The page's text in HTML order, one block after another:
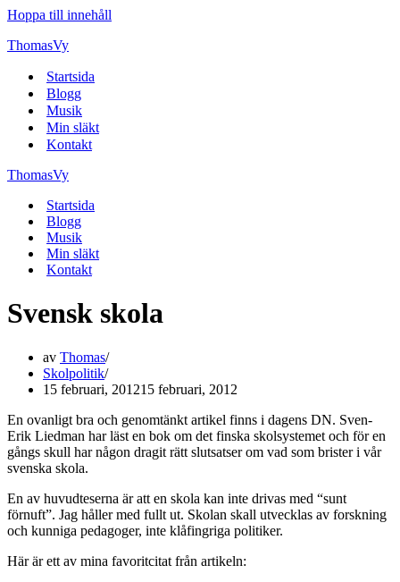
Hoppa till innehåll
ThomasVy
Startsida
Blogg
Musik
Min släkt
Kontakt
ThomasVy
Startsida
Blogg
Musik
Min släkt
Kontakt
Svensk skola
av Thomas
Skolpolitik
15 februari, 201215 februari, 2012
En ovanligt bra och genomtänkt artikel finns i dagens DN. Sven-
Erik Liedman har läst en bok om det finska skolsystemet och för en
gångs skull har någon dragit rätt slutsatser om vad som brister i vår
svenska skola.
En av huvudteserna är att en skola kan inte drivas med “sunt
förnuft”. Jag håller med fullt ut. Skolan skall utvecklas av forskning
och kunniga pedagoger, inte klåfingriga politiker.
Här är ett av mina favoritcitat från artikeln: